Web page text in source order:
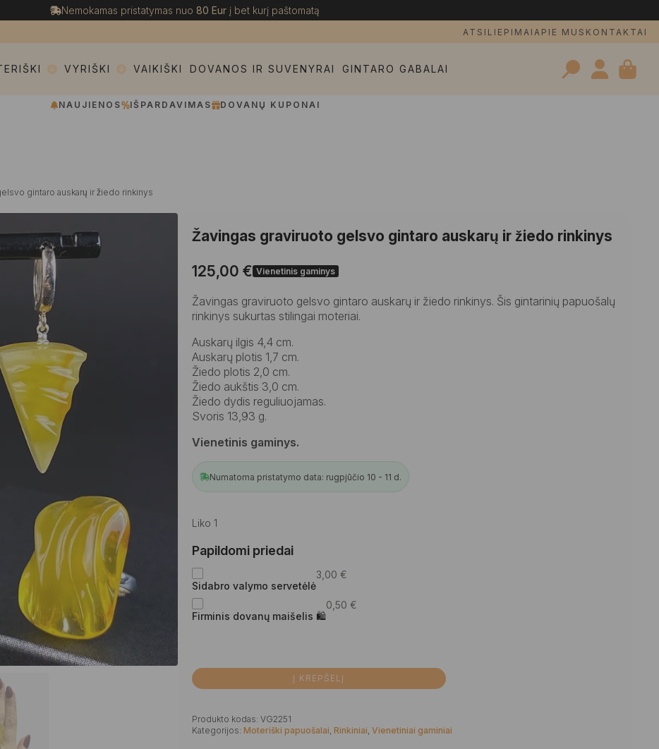
Nemokamas pristatymas nuo 80 Eur į bet kurį paštomatą
ATSILIEPIMAI APIE MUS KONTAKTAI
VYRIŠKI VAIKIŠKI DOVANOS IR SUVENYRAI GINTARO GABALAI
NAUJIENOS IŠPARDAVIMAS DOVANŲ KUPONAI
gintaro auskarų ir žiedo rinkinys
Žavingas graviruoto gelsvo gintaro auskarų ir žiedo rinkinys
125,00 € Vienetinis gaminys
Žavingas graviruoto gelsvo gintaro auskarų ir žiedo rinkinys. Šis gintarinių papuošalų
rinkinys sukurtas stilingai moteriai.
Auskarų ilgis 4,4 cm.
Auskarų plotis 1,7 cm.
Žiedo plotis 2,0 cm.
Žiedo aukštis 3,0 cm.
Žiedo dydis reguliuojamas.
Svoris 13,93 g.
Vienetinis gaminys.
Numatoma pristatymo data: rugpjūčio 10 - 11 d.
Liko 1
Papildomi priedai
Sidabro valymo servetėlė
3,00 €
Firminis dovanų maišelis 🛍
0,50 €
Į KREPŠELĮ
Produkto kodas: VG2251
Kategorijos: Moteriški papuošalai, Rinkiniai, Vienetiniai gaminiai